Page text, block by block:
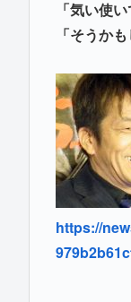
「気い使
「そうか
https://